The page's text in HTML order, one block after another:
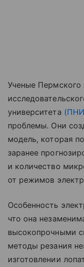
Ученые Пермского
университета
проблемы. Они
модель, которая
заранее
и количество
от режимов
Особенность
что она
высокопрочными
методы резания
изготовлении